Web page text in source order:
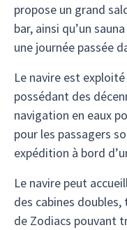
propose un grand
bar, ainsi qu’un
une journée passée
Le navire est
possédant des
navigation en eaux
pour les passagers
expédition à bord
Le navire peut
des cabines
de Zodiacs pouvant